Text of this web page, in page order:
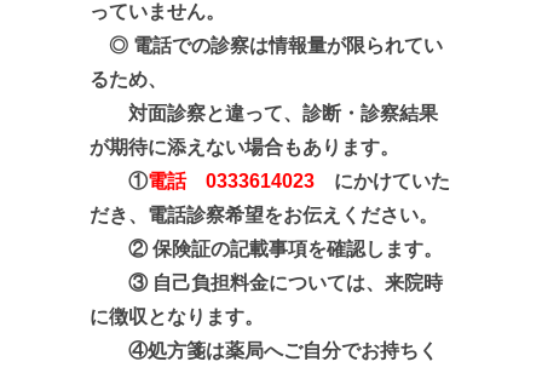
っていません。
◎ 電話での診察は情報量が限られてい
るため、
対面診察と違って、診断・診察結果
が期待に添えない場合もあります。
①電話 0333614023 にかけていた
だき、電話診察希望をお伝えください。
② 保険証の記載事項を確認します。
③ 自己負担料金については、来院時
に徴収となります。
④処方箋は薬局へご自分でお持ちく